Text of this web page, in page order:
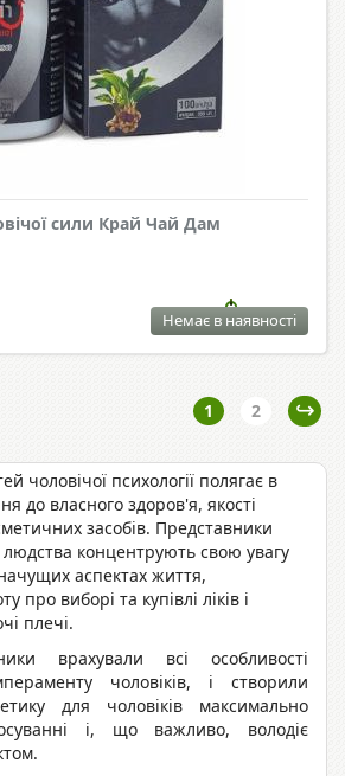
сили Край Чай Дам
Немає в наявності
1 2
чоловічої психології полягає в
до власного здоров'я, якості
засобів. Представники
концентрують свою увагу
аспектах життя,
про виборі та купівлі ліків і
плечі.
врахували всі особливості
чоловіків, і створили
для чоловіків максимально
і, що важливо, володіє